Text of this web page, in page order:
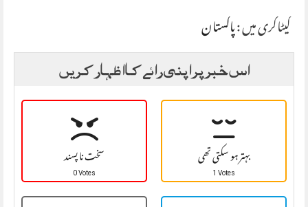
کیٹاگری میں :پاکستان
اس خبر پر اپنی رائے کا اظہار کریں
سخت نا پسند
0 Votes بہتر ہو سکتی تھی
1 Votes